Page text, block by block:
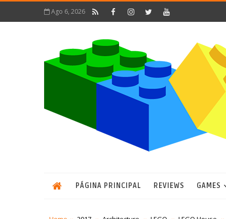
Ago 6, 2026
PÁGINA PRINCIPAL REVIEWS GAMES